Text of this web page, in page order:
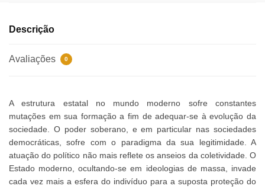
Político
Descrição
Avaliações 0
A estrutura estatal no mundo moderno sofre constantes
mutações em sua formação a fim de adequar-se à evolução da
sociedade. O poder soberano, e em particular nas sociedades
democráticas, sofre com o paradigma da sua legitimidade. A
atuação do político não mais reflete os anseios da coletividade. O
Estado moderno, ocultando-se em ideologias de massa, invade
cada vez mais a esfera do indivíduo para a suposta proteção do